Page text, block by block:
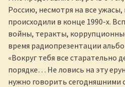
Россию, несмотря на все
происходили в конце 1990-х.
войны, теракты,
время радиопрезентации
«Вокруг тебя все старательно
порядке… Не ловись на эту
нужно говорить сегодняшними